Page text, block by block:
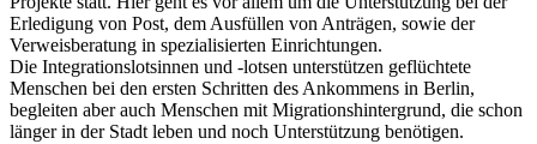
Erledigung von Post, dem Ausfüllen von Anträgen, sowie der
Verweisberatung in spezialisierten Einrichtungen.
Die Integrationslotsinnen und -lotsen unterstützen geflüchtete
Menschen bei den ersten Schritten des Ankommens in Berlin,
begleiten aber auch Menschen mit Migrationshintergrund, die schon
länger in der Stadt leben und noch Unterstützung benötigen.